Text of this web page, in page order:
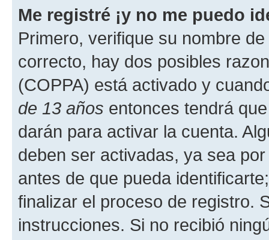
Me registré ¡y no me puedo
Primero, verifique su nombre
correcto, hay dos posibles
(COPPA) está activado y
de 13 años entonces tendrá
darán para activar la cuenta.
deben ser activadas, ya sea
antes de que pueda
finalizar el proceso de registro.
instrucciones. Si no recibió